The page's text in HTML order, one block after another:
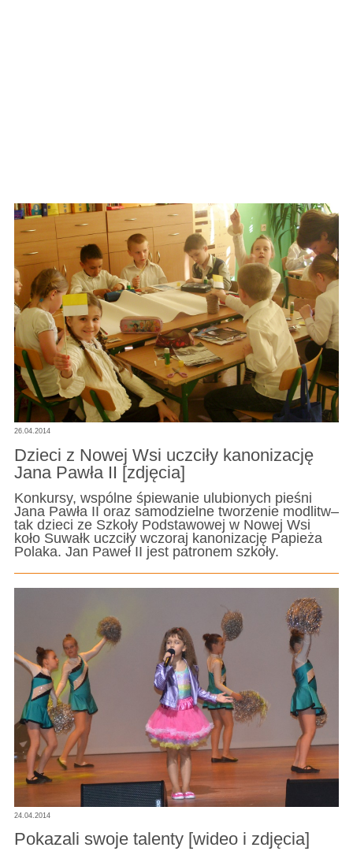
26.04.2014
Dzieci z Nowej Wsi uczciły kanonizację
Jana Pawła II [zdjęcia]
Konkursy, wspólne śpiewanie ulubionych pieśni
Jana Pawła II oraz samodzielne tworzenie modlitw–
tak dzieci ze Szkoły Podstawowej w Nowej Wsi
koło Suwałk uczciły wczoraj kanonizację Papieża
Polaka. Jan Paweł II jest patronem szkoły.
24.04.2014
Pokazali swoje talenty [wideo i zdjęcia]